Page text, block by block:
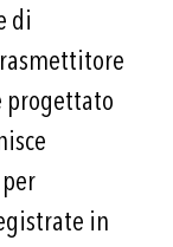
di
progettato
in